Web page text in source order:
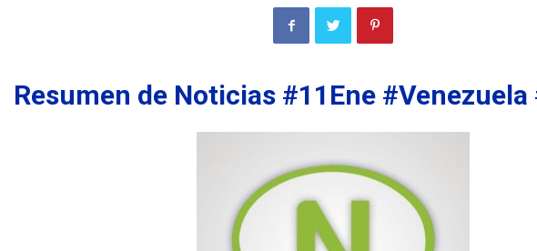
Resumen de Noticias #11Ene